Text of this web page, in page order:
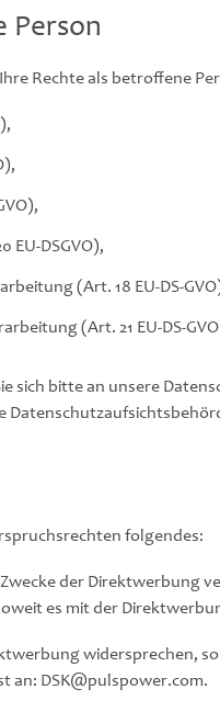
Person
Rechte als betroffene
EU-DSGVO),
(Art. 18 EU-DS-
(Art. 21 EU-DS-
sich bitte an unsere
folgendes:
der Direktwerbung
es mit der
widersprechen,
an: DSK@pulspower.com.